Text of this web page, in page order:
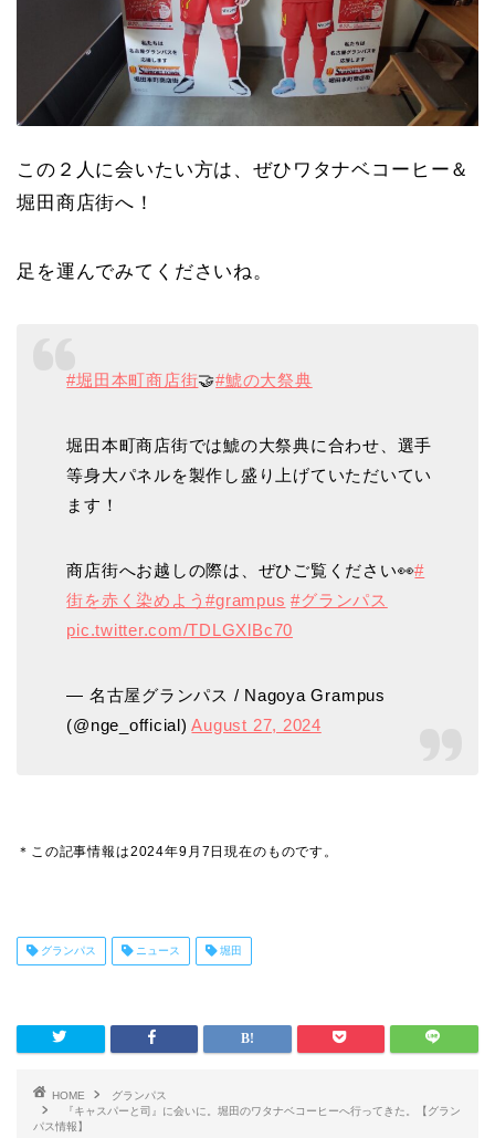
この２人に会いたい方は、ぜひワタナベコーヒー＆
堀田商店街へ！
足を運んでみてくださいね。
#堀田本町商店街🤝#鯱の大祭典
堀田本町商店街では鯱の大祭典に合わせ、選手
等身大パネルを製作し盛り上げていただいてい
ます！
商店街へお越しの際は、ぜひご覧ください👀#
街を赤く染めよう#grampus #グランパス
pic.twitter.com/TDLGXlBc70
— 名古屋グランパス / Nagoya Grampus
(@nge_official)August 27, 2024
＊この記事情報は2024年9月7日現在のものです。
グランパス ニュース 堀田
HOME
グランパス
『キャスパーと司』に会いに。堀田のワタナベコーヒーへ行ってきた。【グラン
パス情報】